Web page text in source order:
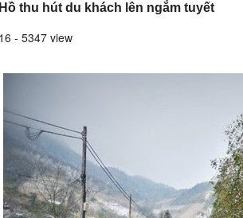
thu hút du khách lên ngắm tuyết
- 5347 view